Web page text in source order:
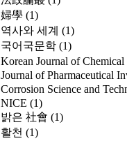
婦學 (1)
역사와 세계 (1)
국어국문학 (1)
Korean Journal of
Journal of Pharmaceutical
Corrosion Science and
NICE (1)
밝은 社會 (1)
활천 (1)